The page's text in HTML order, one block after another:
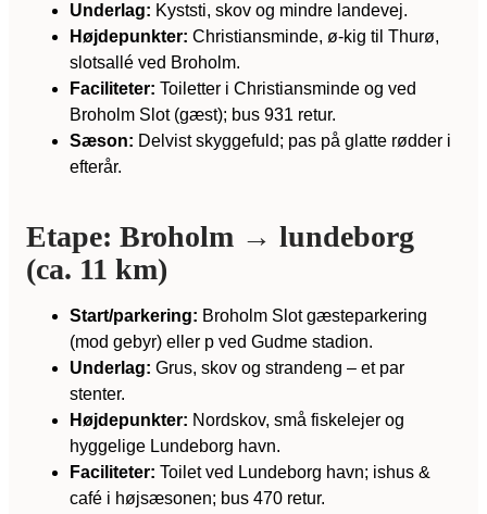
Underlag: Kyststi, skov og mindre landevej.
Højdepunkter: Christiansminde, ø-kig til Thurø,
slotsallé ved Broholm.
Faciliteter: Toiletter i Christiansminde og ved
Broholm Slot (gæst); bus 931 retur.
Sæson: Delvist skyggefuld; pas på glatte rødder i
efterår.
Etape: Broholm → lundeborg
(ca. 11 km)
Start/parkering: Broholm Slot gæsteparkering
(mod gebyr) eller p ved Gudme stadion.
Underlag: Grus, skov og strandeng – et par
stenter.
Højdepunkter: Nordskov, små fiskelejer og
hyggelige Lundeborg havn.
Faciliteter: Toilet ved Lundeborg havn; ishus &
café i højsæsonen; bus 470 retur.